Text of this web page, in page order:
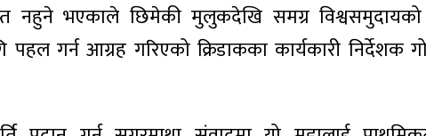
नहुने भएकाले छिमेकी मुलुकदेखि समग्र
पहल गर्न आग्रह गरिएको क्रिडाकका कार्यकारी निर्देशक